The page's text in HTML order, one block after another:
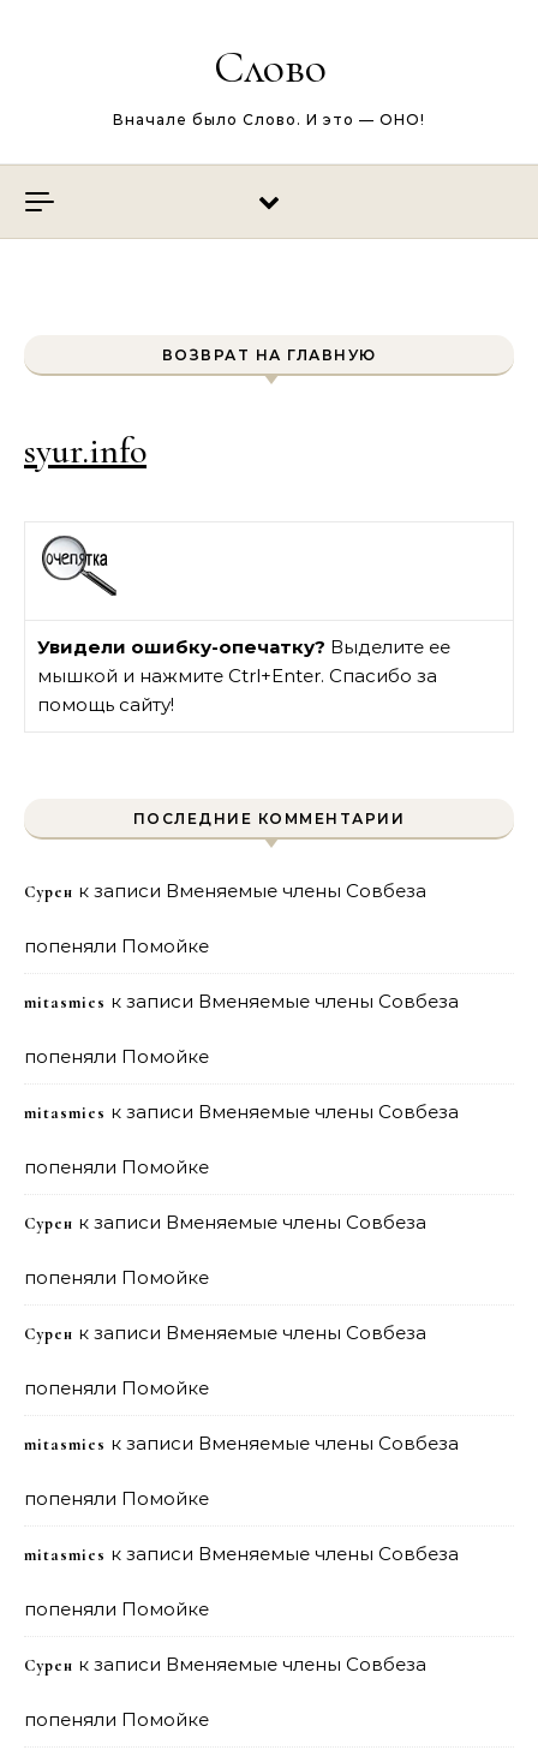
Слово
Вначале было Слово. И это — ОНО!
ВОЗВРАТ НА ГЛАВНУЮ
syur.info
Увидели ошибку-опечатку? Выделите ее
мышкой и нажмите Ctrl+Enter. Спасибо за
помощь сайту!
ПОСЛЕДНИЕ КОММЕНТАРИИ
Сурен к записи Вменяемые члены Совбеза
попеняли Помойке
mitasmies к записи Вменяемые члены Совбеза
попеняли Помойке
mitasmies к записи Вменяемые члены Совбеза
попеняли Помойке
Сурен к записи Вменяемые члены Совбеза
попеняли Помойке
Сурен к записи Вменяемые члены Совбеза
попеняли Помойке
mitasmies к записи Вменяемые члены Совбеза
попеняли Помойке
mitasmies к записи Вменяемые члены Совбеза
попеняли Помойке
Сурен к записи Вменяемые члены Совбеза
попеняли Помойке